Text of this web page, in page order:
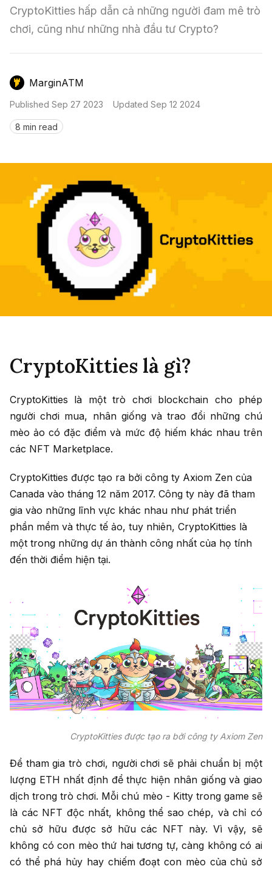
Kinh Nghiệm Đầu Tư
Sàn Giao Dịch
Mô Hình Biểu Đồ Giá
GameFi
Sign in
CryptoKitties hấp dẫn cả những người đam mê trò
chơi, cũng như những nhà đầu tư Crypto?
MarginATM
Published Sep 27 2023 Updated Sep 12 2024
8 min read
CryptoKitties là gì?
CryptoKitties là một trò chơi blockchain cho phép
người chơi mua, nhân giống và trao đổi những chú
mèo ảo có đặc điểm và mức độ hiếm khác nhau trên
các NFT Marketplace.
CryptoKitties được tạo ra bởi công ty Axiom Zen của
Canada vào tháng 12 năm 2017. Công ty này đã tham
gia vào những lĩnh vực khác nhau như phát triển
phần mềm và thực tế ảo, tuy nhiên, CryptoKitties là
một trong những dự án thành công nhất của họ tính
đến thời điểm hiện tại.
CryptoKitties được tạo ra bởi công ty Axiom Zen
Để tham gia trò chơi, người chơi sẽ phải chuẩn bị một
lượng ETH nhất định để thực hiện nhân giống và giao
dịch trong trò chơi. Mỗi chú mèo - Kitty trong game sẽ
là các NFT độc nhất, không thể sao chép, và chỉ có
chủ sở hữu được sở hữu các NFT này. Vì vậy, sẽ
không có con mèo thứ hai tương tự, càng không có ai
có thể phá hủy hay chiếm đoạt con mèo của chủ sở